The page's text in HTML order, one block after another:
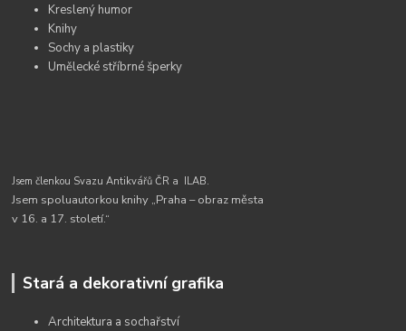
Kreslený humor
Knihy
Sochy a plastiky
Umělecké stříbrné šperky
Jsem členkou Svazu Antikvářů ČR a ILAB.
Jsem spoluautorkou knihy „Praha – obraz města
v 16. a 17. století.“
Stará a dekorativní grafika
Architektura a sochařství